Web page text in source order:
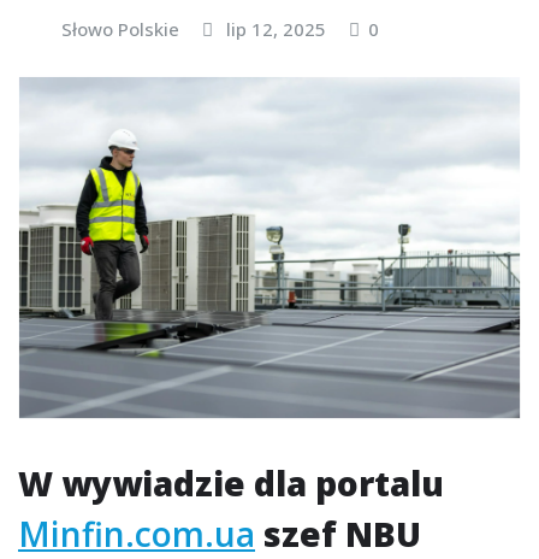
Słowo Polskie lip 12, 2025 0
W wywiadzie dla portalu
Minfin.com.ua szef NBU